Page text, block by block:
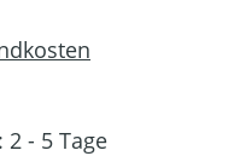
- 5 Tage